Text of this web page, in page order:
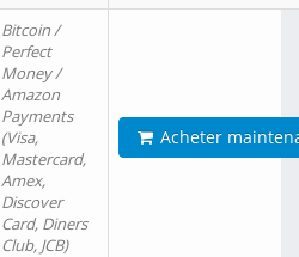
Bitcoin /
Perfect
Money /
Amazon
Payments
(Visa,
Mastercard,
Amex,
Discover
Card, Diners
Club, JCB)
Acheter